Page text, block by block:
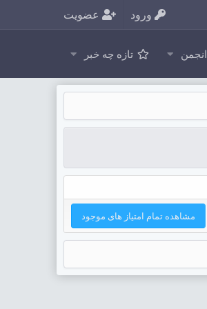
ورود عضویت
انجمن تازه چه خبر
مشاهده تمام امتیاز های موجود